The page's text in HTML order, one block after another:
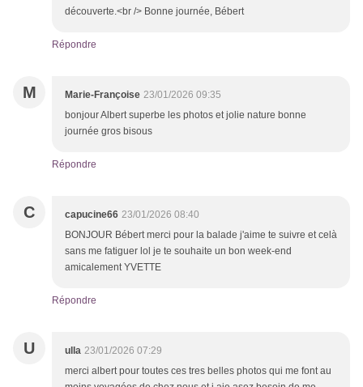
découverte.<br /> Bonne journée, Bébert
Répondre
M Marie-Françoise 23/01/2026 09:35
bonjour Albert superbe les photos et jolie nature bonne
journée gros bisous
Répondre
C capucine66 23/01/2026 08:40
BONJOUR Bébert merci pour la balade j'aime te suivre et celà
sans me fatiguer lol je te souhaite un bon week-end
amicalement YVETTE
Répondre
U ulla 23/01/2026 07:29
merci albert pour toutes ces tres belles photos qui me font au